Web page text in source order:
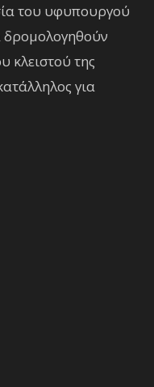
του υφυπουργού
δρομολογηθούν
κλειστού της
για